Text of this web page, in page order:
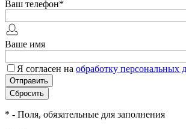
Ваш телефон*
Ваше имя
Я согласен на обработку персональных
* - Поля, обязательные для заполнения